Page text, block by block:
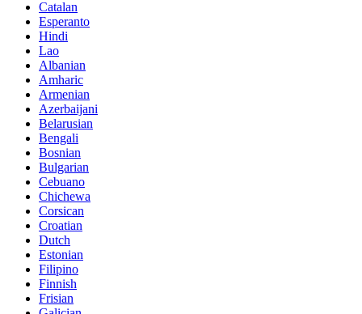
Catalan
Esperanto
Hindi
Lao
Albanian
Amharic
Armenian
Azerbaijani
Belarusian
Bengali
Bosnian
Bulgarian
Cebuano
Chichewa
Corsican
Croatian
Dutch
Estonian
Filipino
Finnish
Frisian